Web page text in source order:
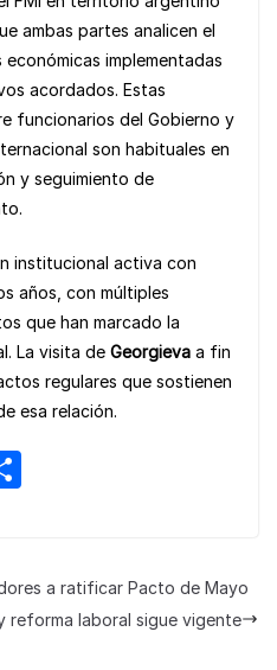
ambas partes analicen el
implementadas
acordados. Estas
funcionarios del Gobierno y
son habituales en
y seguimiento de
institucional activa con
años, con múltiples
que han marcado la
La visita de Georgieva a fin
regulares que sostienen
esa relación.
e a ratificar Pacto de Mayo
reforma laboral sigue vigente